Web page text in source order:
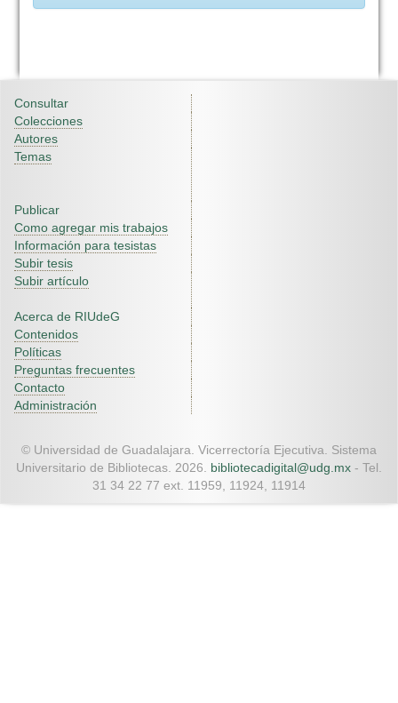
Consultar
Colecciones
Autores
Temas
Publicar
Como agregar mis trabajos
Información para tesistas
Subir tesis
Subir artículo
Acerca de RIUdeG
Contenidos
Políticas
Preguntas frecuentes
Contacto
Administración
© Universidad de Guadalajara. Vicerrectoría Ejecutiva. Sistema
Universitario de Bibliotecas. 2026. bibliotecadigital@udg.mx - Tel.
31 34 22 77 ext. 11959, 11924, 11914